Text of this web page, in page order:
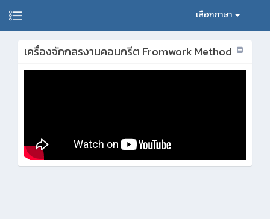
เลือกภาษา
เครื่องจักกลรงานคอนกรีต Fromwork Method